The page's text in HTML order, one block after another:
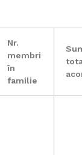
Nr.
membri
în
familie